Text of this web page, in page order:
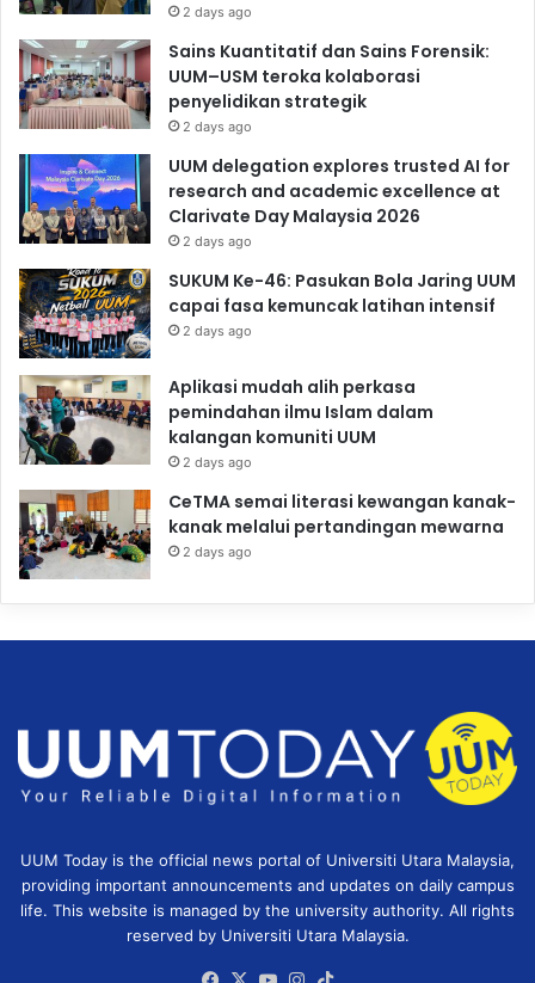
2 days ago
Sains Kuantitatif dan Sains Forensik:
UUM–USM teroka kolaborasi
penyelidikan strategik
2 days ago
UUM delegation explores trusted AI for
research and academic excellence at
Clarivate Day Malaysia 2026
2 days ago
SUKUM Ke-46: Pasukan Bola Jaring UUM
capai fasa kemuncak latihan intensif
2 days ago
Aplikasi mudah alih perkasa
pemindahan ilmu Islam dalam
kalangan komuniti UUM
2 days ago
CeTMA semai literasi kewangan kanak-
kanak melalui pertandingan mewarna
2 days ago
UUM Today is the official news portal of Universiti Utara Malaysia,
providing important announcements and updates on daily campus
life. This website is managed by the university authority. All rights
reserved by Universiti Utara Malaysia.